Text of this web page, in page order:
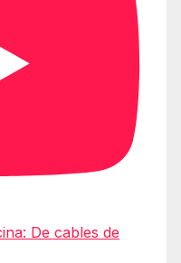
De cables de